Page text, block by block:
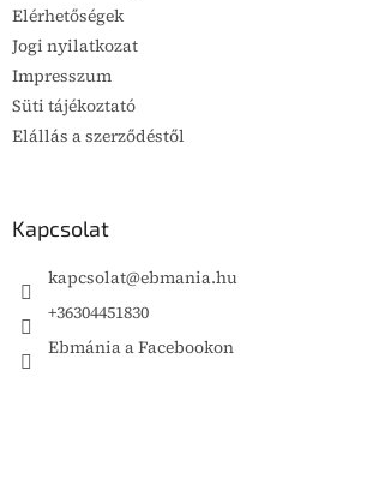
Elérhetőségek
Jogi nyilatkozat
Impresszum
Süti tájékoztató
Elállás a szerződéstől
Kapcsolat
kapcsolat@ebmania.hu
+36304451830
Ebmánia a Facebookon